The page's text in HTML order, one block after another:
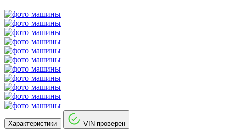
Характеристики VIN проверен